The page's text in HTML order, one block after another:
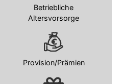
Betriebliche
Altersvorsorge
Provision/Prämien